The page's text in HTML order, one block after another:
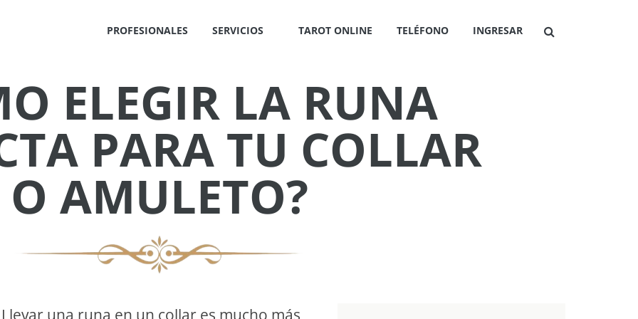
PROFESIONALES SERVICIOS TAROT ONLINE TELÉFONO INGRESAR
ELEGIR LA RUNA
PARA TU COLLAR
O AMULETO?
Llevar una runa en un collar es mucho más
✕